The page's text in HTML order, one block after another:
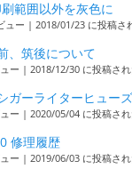
範囲以外を灰色に
ュー | 2018/01/23 に投稿さ
、筑後について
ー | 2018/12/30 に投稿さ
ガーライターヒュー
ー | 2020/05/04 に投稿さ
修理履歴
ー | 2019/06/03 に投稿さ